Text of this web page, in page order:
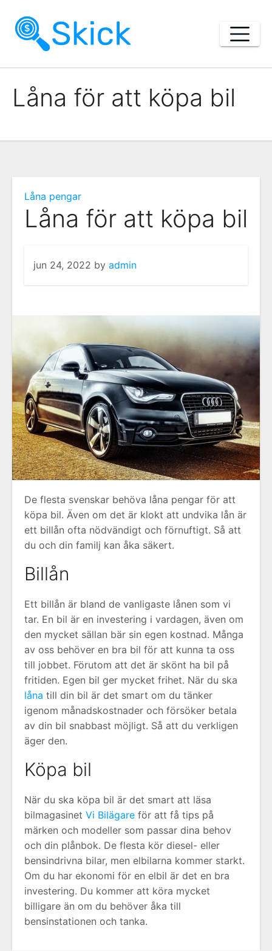
content
Låna för att köpa bil
Låna pengar
Låna för att köpa bil
jun 24, 2022 by admin
De flesta svenskar behöva låna pengar för att
köpa bil. Även om det är klokt att undvika lån är
ett billån ofta nödvändigt och förnuftigt. Så att
du och din familj kan åka säkert.
Billån
Ett billån är bland de vanligaste lånen som vi
tar. En bil är en investering i vardagen, även om
den mycket sällan bär sin egen kostnad. Många
av oss behöver en bra bil för att kunna ta oss
till jobbet. Förutom att det är skönt ha bil på
fritiden. Egen bil ger mycket frihet. När du ska
låna till din bil är det smart om du tänker
igenom månadskostnader och försöker betala
av din bil snabbast möjligt. Så att du verkligen
äger den.
Köpa bil
När du ska köpa bil är det smart att läsa
bilmagasinet Vi Bilägare för att få tips på
märken och modeller som passar dina behov
och din plånbok. De flesta kör diesel- eller
bensindrivna bilar, men elbilarna kommer starkt.
Om du har ekonomi för en elbil är det en bra
investering. Du kommer att köra mycket
billigare än om du behöver åka till
bensinstationen och tanka.